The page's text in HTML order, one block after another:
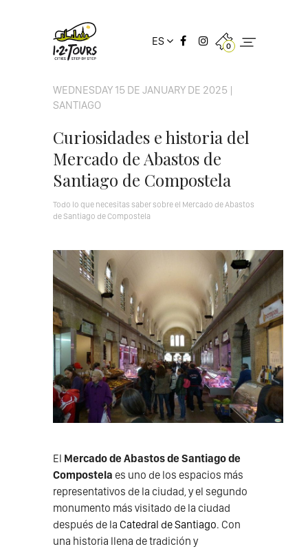
ES 0
WEDNESDAY 15 DE JANUARY DE 2025 |
SANTIAGO
Curiosidades e historia del
Mercado de Abastos de
Santiago de Compostela
Todo lo que necesitas saber sobre el Mercado de Abastos
de Santiago de Compostela
El Mercado de Abastos de Santiago de
Compostela es uno de los espacios más
representativos de la ciudad, y el segundo
monumento más visitado de la ciudad
después de la Catedral de Santiago. Con
una historia llena de tradición y